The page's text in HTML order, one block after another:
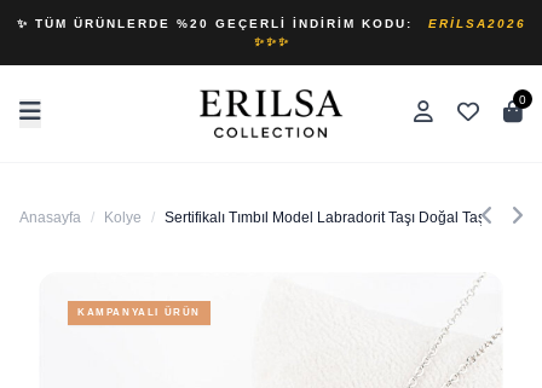
✨ TÜM ÜRÜNLERDE %20 GEÇERLI İNDIRIM KODU:
ERILSA2026
✨✨✨
0
Anasayfa / Kolye / Sertifikalı Tımbıl Model Labradorit Taşı Doğal Taş Kolye
KAMPANYALI ÜRÜN